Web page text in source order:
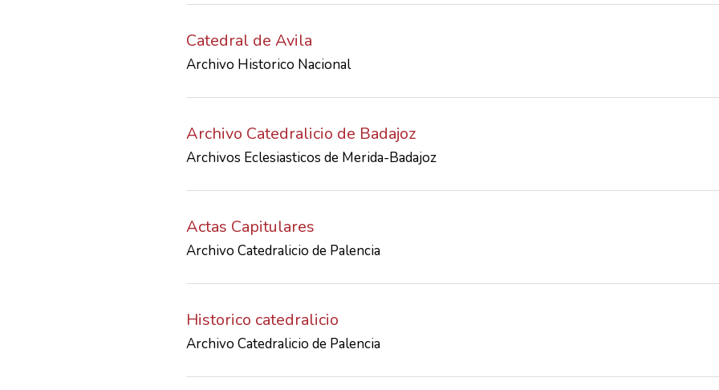
Catedral de Avila
Archivo Historico Nacional
Archivo Catedralicio de Badajoz
Archivos Eclesiasticos de Merida-Badajoz
Actas Capitulares
Archivo Catedralicio de Palencia
Historico catedralicio
Archivo Catedralicio de Palencia